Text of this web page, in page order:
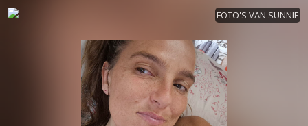
FOTO'S VAN SUNNIE